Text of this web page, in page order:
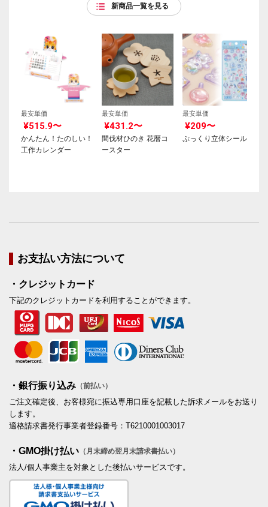
新商品一覧を見る
最安単価
¥515.9〜
かんたん！たのしい！
工作カレンダー
最安単価
¥431.2〜
間伐材ひのき 花暦コ
ースター
最安単価
¥209〜
ぷっくり立体シール
お支払い方法について
・クレジットカード
下記のクレジットカードを利用することができます。
・銀行振り込み （前払い）
ご注文確定後、お客様宛に振込専用口座を記載した訴求メールをお送り
します。
適格請求書発行事業者登録番号：T6210001003017
・GMO掛け払い （月末締め翌月末請求書払い）
法人/個人事業主を対象とした後払いサービスです。